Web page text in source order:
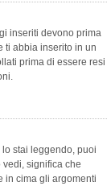
inseriti devono prima
ti abbia inserito in un
prima di essere resi
stai leggendo, puoi
significa che
in cima gli argomenti